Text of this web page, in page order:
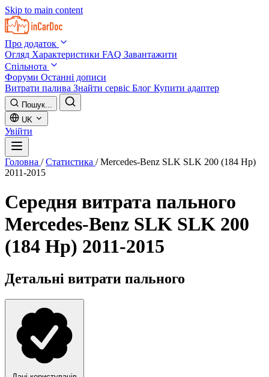
Skip to main content
Про додаток
Огляд Характеристики FAQ Завантажити
Спільнота
Форуми Останні дописи
Витрати палива Знайти сервіс Блог Купити адаптер
Пошук...
UK
Увійти
Головна / Статистика / Mercedes-Benz SLK SLK 200 (184 Hp)
2011-2015
Середня витрата пального
Mercedes-Benz SLK SLK 200
(184 Hp) 2011-2015
Детальні витрати пального